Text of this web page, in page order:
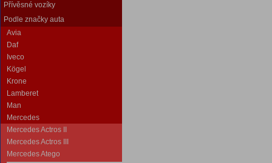
Přívěsné vozíky
Podle značky auta
Avia
Daf
Iveco
Kögel
Krone
Lamberet
Man
Mercedes
Mercedes Actros II
Mercedes Actros III
Mercedes Atego